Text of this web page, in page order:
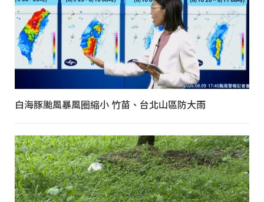
白海豚颱風暴風圈縮小 竹苗、台北山區防大雨